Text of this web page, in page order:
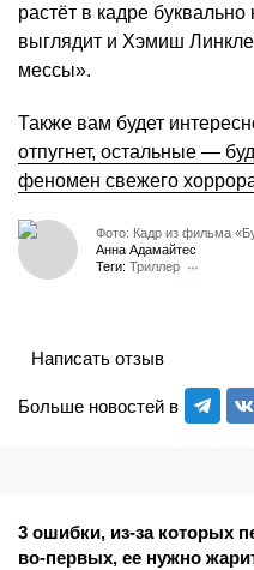
растёт в кадре
выглядит и Хэмиш
мессы».
Также вам будет
отпугнет, остальные —
феномен свежего
Фото: Кадр из фильма
Анна Адамайтес
Теги: Триллер
Больше новостей в
Написать отзыв
3 ошибки, из-за которых
во-первых, ее нужно